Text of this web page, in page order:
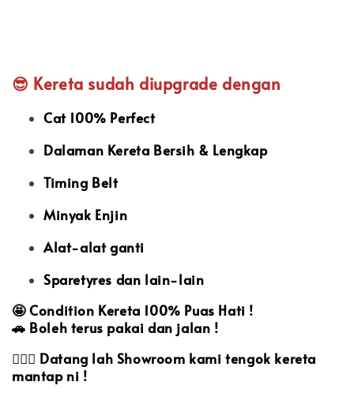
😎 Kereta sudah diupgrade dengan
Cat 100% Perfect
Dalaman Kereta Bersih & Lengkap
Timing Belt
Minyak Enjin
Alat-alat ganti
Sparetyres dan lain-lain
🤩Condition Kereta 100% Puas Hati !
🚗 Boleh terus pakai dan jalan !
🙋🏻‍♀️ Datang lah Showroom kami tengok kereta
mantap ni !